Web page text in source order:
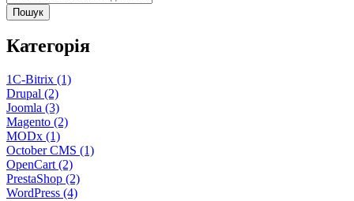
Пошук
Категорія
1C-Bitrix (1)
Drupal (2)
Joomla (3)
Magento (2)
MODx (1)
October CMS (1)
OpenCart (2)
PrestaShop (2)
WordPress (4)